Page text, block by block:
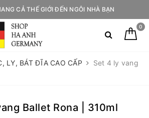
CẢ THẾ GIỚI ĐẾN NGÔI NHÀ BẠN
0
LY, BÁT ĐĨA CAO CẤP
Set 4 ly vang
Ballet Rona | 310ml